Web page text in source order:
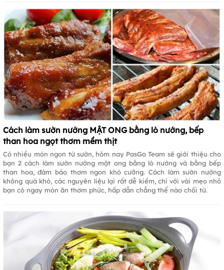
Cách làm sườn nướng MẬT ONG bằng lò nướng, bếp
than hoa ngọt thơm mềm thịt
Có nhiều món ngon từ sườn, hôm nay PasGo Team sẽ giới thiệu cho
bạn 2 cách làm sườn nướng mật ong bằng lò nướng và bằng bếp
than hoa, đảm bảo thơm ngon khó cưỡng. Cách làm sườn nướng
không quá khó, các nguyên liệu lại rất dễ kiếm, chỉ với vài mẹo nhỏ
bạn có ngay món ăn thơm phức, hấp dẫn chẳng thể nào chối từ.